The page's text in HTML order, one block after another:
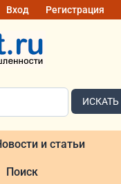
Вход Регистрация
ИСКАТЬ
и статьи
Поиск